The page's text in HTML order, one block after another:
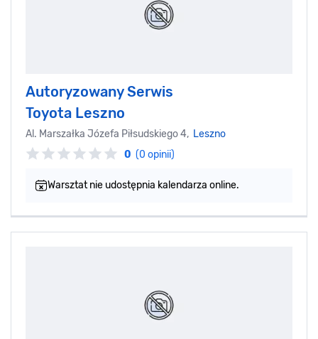
Autoryzowany Serwis
Toyota Leszno
Al. Marszałka Józefa Piłsudskiego 4, Leszno
0 (0 opinii)
Warsztat nie udostępnia kalendarza online.